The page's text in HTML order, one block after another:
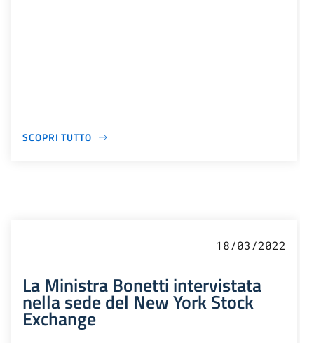
SCOPRI TUTTO
18/03/2022
La Ministra Bonetti intervistata
nella sede del New York Stock
Exchange